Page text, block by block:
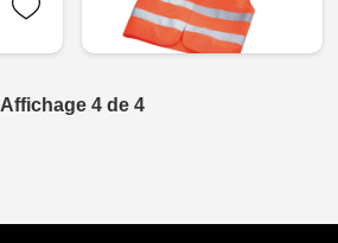
MAD 153.60
Affichage 4 de 4